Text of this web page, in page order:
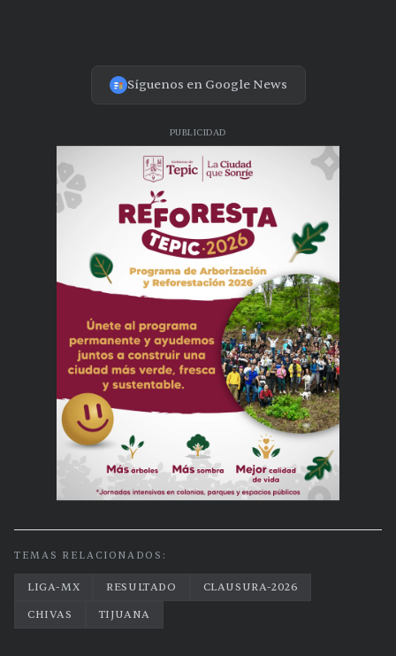
Síguenos en Google News
PUBLICIDAD
TEMAS RELACIONADOS:
LIGA-MX RESULTADO
CLAUSURA-2026
CHIVAS
TIJUANA